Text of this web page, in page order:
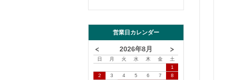
営業日カレンダー
2026年8月
日 月 火 水 木 金
土
1
2
3 4 5 6 7
8